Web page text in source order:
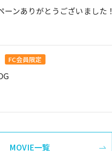
ーンありがとうございました！
FC会員限定
MOVIE一覧